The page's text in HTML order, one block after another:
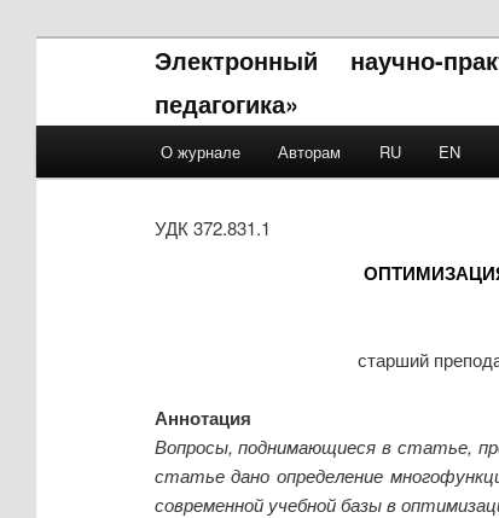
Электронный научно-
педагогика»
Skip to primary content
Skip to secondary content
О журнале Авторам RU EN
УДК 372.831.1
старший
Аннотация
Вопросы, поднимающиеся в статье,
статье дано определение
современной учебной базы в